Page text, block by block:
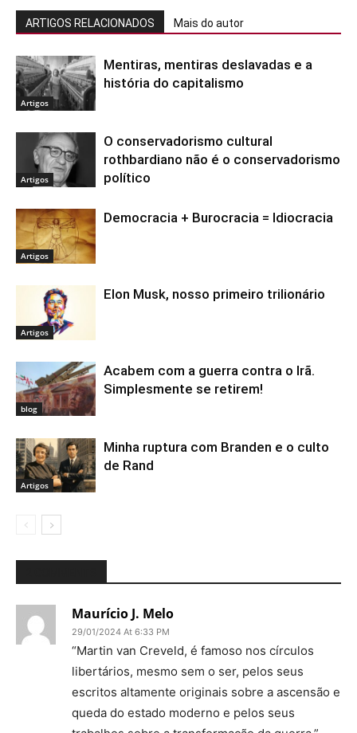
ARTIGOS RELACIONADOS Mais do autor
Artigos
Mentiras, mentiras deslavadas e a
história do capitalismo
Artigos
O conservadorismo cultural
rothbardiano não é o conservadorismo
político
Artigos
Democracia + Burocracia = Idiocracia
Artigos
Elon Musk, nosso primeiro trilionário
blog
Acabem com a guerra contra o Irã.
Simplesmente se retirem!
Artigos
Minha ruptura com Branden e o culto
de Rand
Maurício J. Melo
29/01/2024 At 6:33 PM
“Martin van Creveld, é famoso nos círculos
libertários, mesmo sem o ser, pelos seus
escritos altamente originais sobre a ascensão e
queda do estado moderno e pelos seus